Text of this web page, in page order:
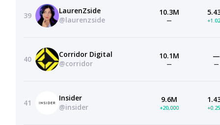
39
LaurenZside
@laurenzside
10.3M
—
40
Corridor Digital
@corridor
10.1M
—
—
—
41
Insider
@insider
9.6M
+20,000